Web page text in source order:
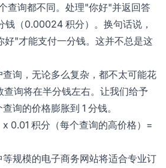
查询都不同。处理"你好"并返回答
（0.00024 积分）。换句话说，
"才能支付一分钱。这并不总是这
询，无论多么复杂，都不太可能花
查询将在半分钱左右。让我们给予
询的价格膨胀到 1 分钱。
0.01 积分（每个查询的高价格）=
规模的电子商务网站将适合专业订